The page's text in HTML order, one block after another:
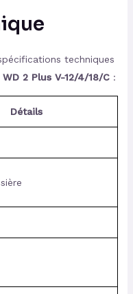
techniques
2 Plus V-12/4/18/C:
Détails